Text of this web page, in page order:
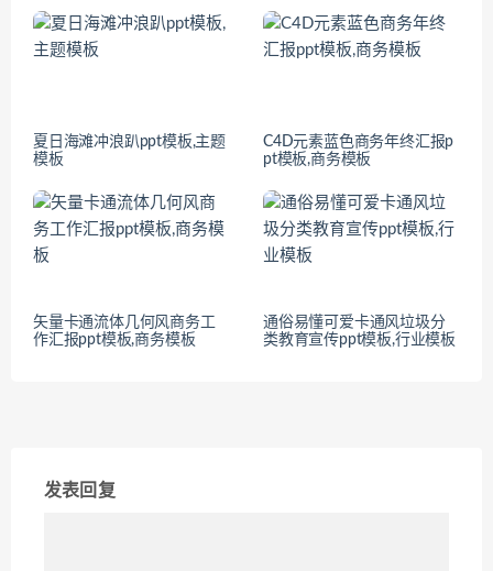
夏日海滩冲浪趴ppt模板,主题
模板
C4D元素蓝色商务年终汇报p
pt模板,商务模板
矢量卡通流体几何风商务工
作汇报ppt模板,商务模板
通俗易懂可爱卡通风垃圾分
类教育宣传ppt模板,行业模板
发表回复